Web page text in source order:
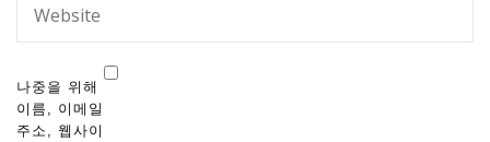
나중을 위해
이름, 이메일
주소, 웹사이